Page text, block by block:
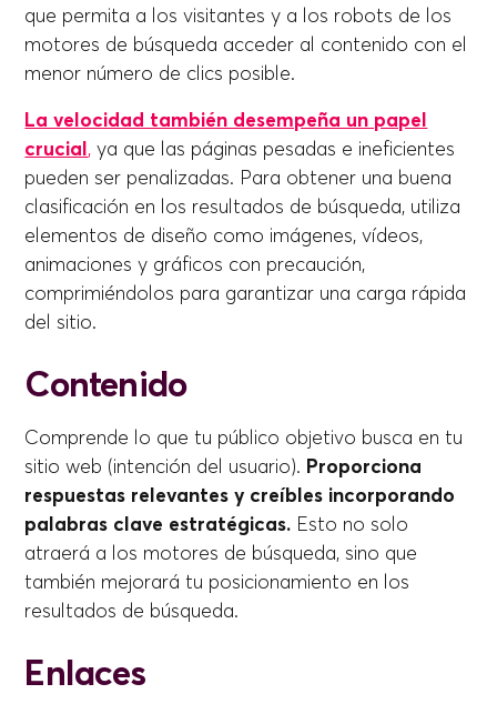
que permita a los visitantes y a los robots de los
motores de búsqueda acceder al contenido con el
menor número de clics posible.
La velocidad también desempeña un papel
crucial, ya que las páginas pesadas e ineficientes
pueden ser penalizadas. Para obtener una buena
clasificación en los resultados de búsqueda, utiliza
elementos de diseño como imágenes, vídeos,
animaciones y gráficos con precaución,
comprimiéndolos para garantizar una carga rápida
del sitio.
Contenido
Comprende lo que tu público objetivo busca en tu
sitio web (intención del usuario). Proporciona
respuestas relevantes y creíbles incorporando
palabras clave estratégicas. Esto no solo
atraerá a los motores de búsqueda, sino que
también mejorará tu posicionamiento en los
resultados de búsqueda.
Enlaces